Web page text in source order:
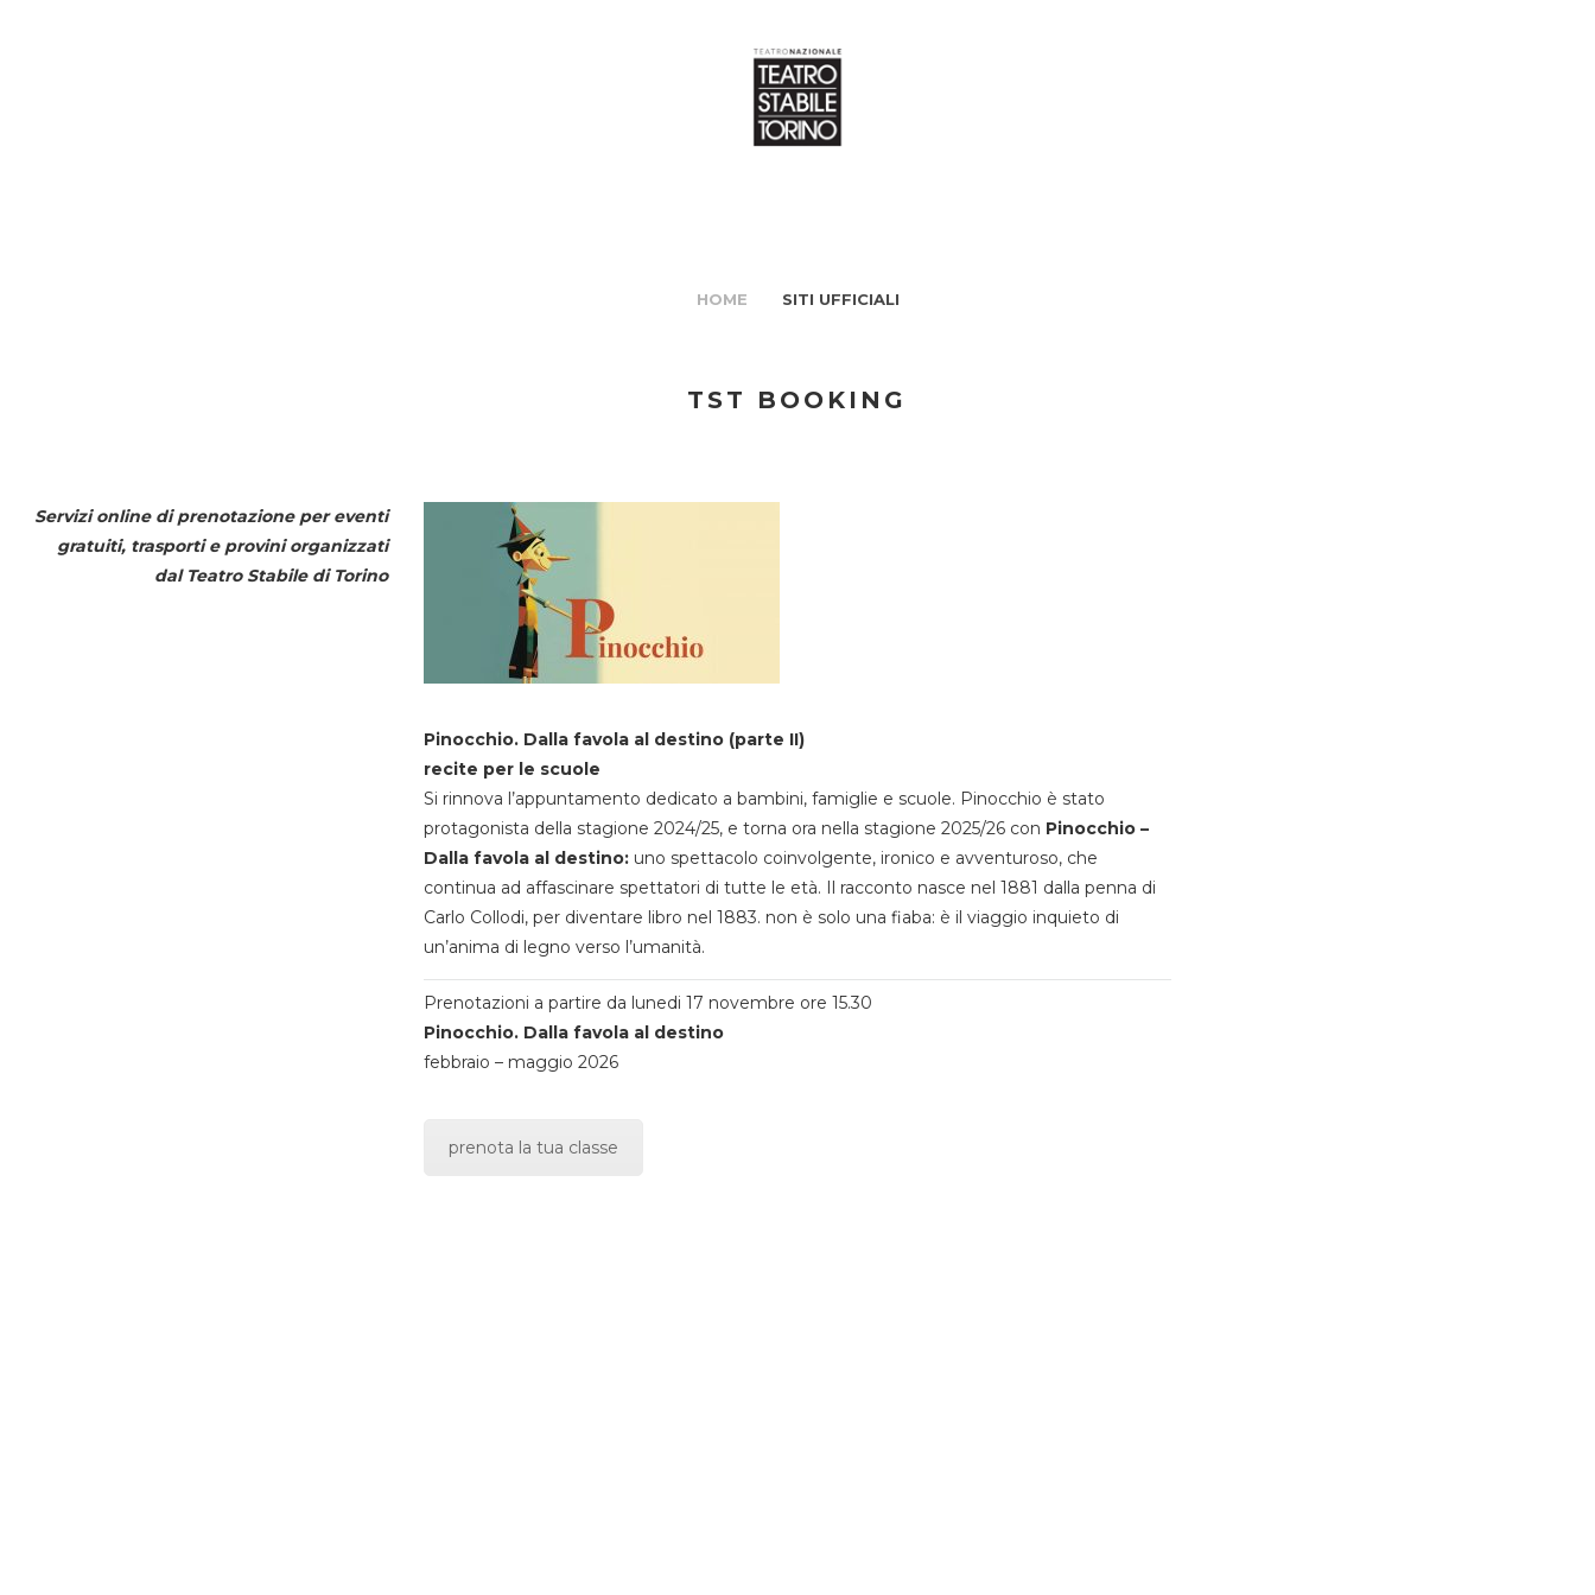
HOME SITI UFFICIALI
TST BOOKING
Servizi online di prenotazione per eventi
gratuiti, trasporti e provini organizzati
dal Teatro Stabile di Torino
Pinocchio. Dalla favola al destino (parte II)
recite per le scuole
Si rinnova l’appuntamento dedicato a bambini, famiglie e scuole. Pinocchio è stato
protagonista della stagione 2024/25, e torna ora nella stagione 2025/26 con Pinocchio –
Dalla favola al destino:uno spettacolo coinvolgente, ironico e avventuroso, che
continua ad affascinare spettatori di tutte le età. Il racconto nasce nel 1881 dalla penna di
Carlo Collodi, per diventare libro nel 1883. non è solo una fiaba: è il viaggio inquieto di
un’anima di legno verso l’umanità.
Prenotazioni a partire da lunedi 17 novembre ore 15.30
Pinocchio. Dalla favola al destino
febbraio – maggio 2026
prenota la tua classe